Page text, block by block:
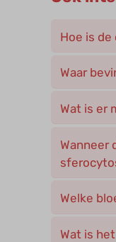
Hoe is
Waar
Wat is er
Wanneer
Welke
Wat is